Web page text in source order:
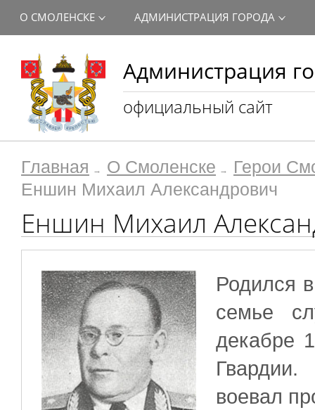
Администрация
официальный сайт
О СМОЛЕНСКЕ АДМИНИСТРАЦИЯ ГОРОДА
Главная О Смоленске
Герои
Еншин Михаил Александрович
Еншин Михаил
Родился
семье
декабре
воевал